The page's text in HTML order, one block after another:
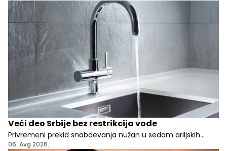
Veći deo Srbije bez restrikcija vode
Privremeni prekid snabdevanja nužan u sedam ariljskih
naselja
06. Avg 2026.